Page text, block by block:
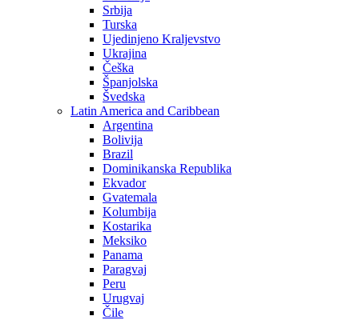
Srbija
Turska
Ujedinjeno Kraljevstvo
Ukrajina
Češka
Španjolska
Švedska
Latin America and Caribbean
Argentina
Bolivija
Brazil
Dominikanska Republika
Ekvador
Gvatemala
Kolumbija
Kostarika
Meksiko
Panama
Paragvaj
Peru
Urugvaj
Čile